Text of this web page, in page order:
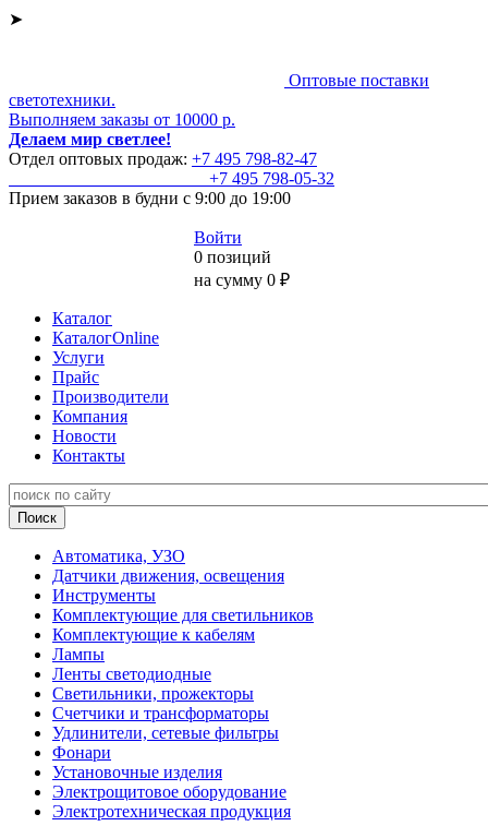
➤
Оптовые поставки
светотехники.
Выполняем заказы от 10000 р.
Делаем мир светлее!
Отдел оптовых продаж: +7 495 798-82-47
+7 495 798-05-32
Прием заказов в будни с 9:00 до 19:00
Войти
0 позиций
на сумму 0 ₽
Каталог
КаталогOnline
Услуги
Прайс
Производители
Компания
Новости
Контакты
Автоматика, УЗО
Датчики движения, освещения
Инструменты
Комплектующие для светильников
Комплектующие к кабелям
Лампы
Ленты светодиодные
Светильники, прожекторы
Счетчики и трансформаторы
Удлинители, сетевые фильтры
Фонари
Установочные изделия
Электрощитовое оборудование
Электротехническая продукция